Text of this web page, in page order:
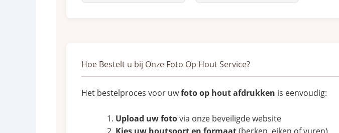
Hoe Bestelt u bij Onze Foto Op Hout Service?
Het bestelproces voor uwfoto op hout afdrukken is eenvoudig:
Upload uw fotovia onze beveiligde website